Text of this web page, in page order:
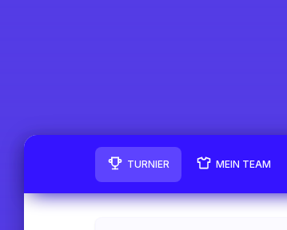
TURNIER MEIN TEAM